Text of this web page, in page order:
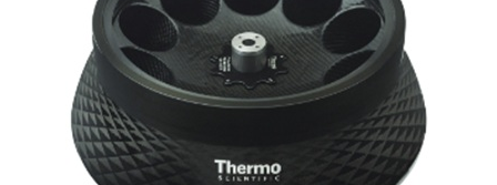
販売元別索引
ご利用ガイド
受託オンライン